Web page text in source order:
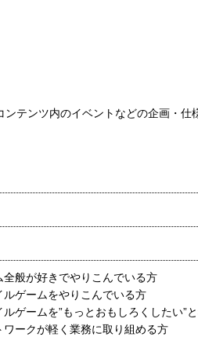
ンテンツ内のイベントなどの企画・仕
全般が好きでやりこんでいる方
ルゲームをやりこんでいる方
ルゲームを”もっとおもしろくしたい”
ワークが軽く業務に取り組める方